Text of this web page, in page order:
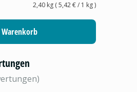
2,40 kg(5,42 €/ 1 kg)
Warenkorb
)